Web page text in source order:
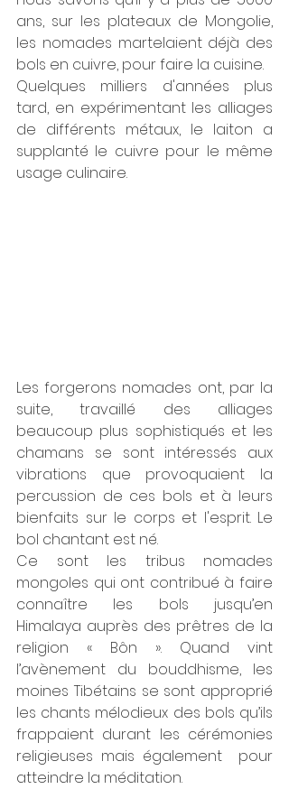
ans, sur les plateaux de Mongolie,
les nomades martelaient déjà des
bols en cuivre, pour faire la cuisine.
Quelques milliers d'années plus
tard, en expérimentant les alliages
de différents métaux, le laiton a
supplanté le cuivre pour le même
usage culinaire.
Les forgerons nomades ont, par la
suite, travaillé des alliages
beaucoup plus sophistiqués et les
chamans se sont intéressés aux
vibrations que provoquaient la
percussion de ces bols et à leurs
bienfaits sur le corps et l'esprit. Le
bol chantant est né.
Ce sont les tribus nomades
mongoles qui ont contribué à faire
connaître les bols jusqu’en
Himalaya auprès des prêtres de la
religion « Bôn ». Quand vint
l’avènement du bouddhisme, les
moines Tibétains se sont approprié
les chants mélodieux des bols qu’ils
frappaient durant les cérémonies
religieuses mais également  pour
atteindre la méditation.